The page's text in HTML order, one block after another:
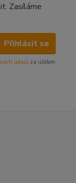
Zasíláme
Přihlásit se
údajů za účelem